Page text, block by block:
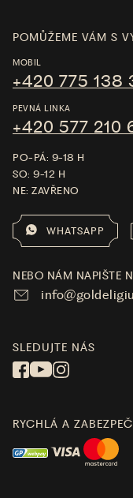
POMŮŽEME VÁM S
MOBIL
+420 775 138
PEVNÁ LINKA
+420 577 210
PO-PÁ: 9-18 H
SO: 9-12 H
NE: ZAVŘENO
WHATSAPP
NEBO NÁM NAPIŠTE
SLEDUJTE NÁS
RYCHLÁ A